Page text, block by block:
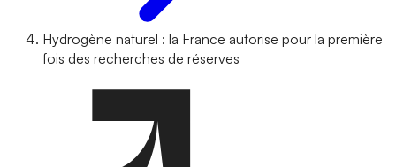
Hydrogène naturel : la France autorise pour la première
fois des recherches de réserves